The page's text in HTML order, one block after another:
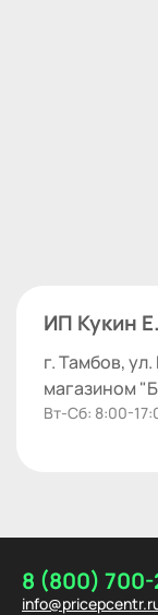
ИП Кукин
г. Тамбов,
магазином
Вт-Сб: 8:00-
8 (800)